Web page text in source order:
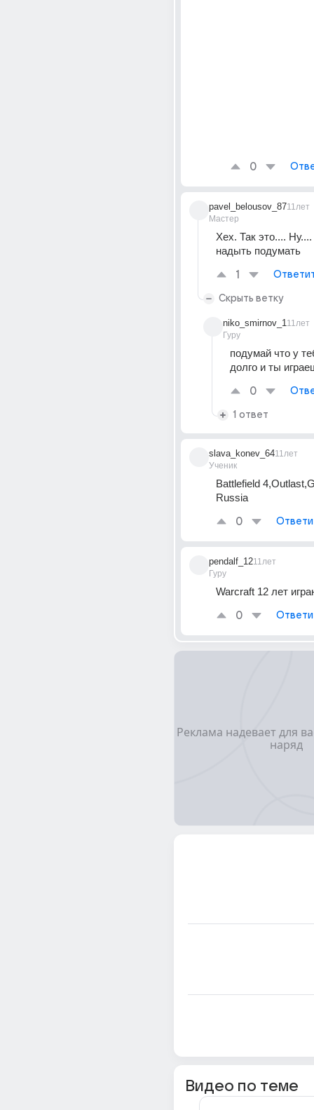
0
pavel_belousov_87
Мастер
11лет
Хех. Так это....
надыть подумать
1
Скрыть ветку
niko_smirnov_1
Гуру
11лет
подумай что у
долго и ты
0
1 ответ
slava_konev_64
Ученик
11лет
Battlefield
Russia
0
pendalf_12
Гуру
11лет
Warcraft 12 лет
0
Видео по теме